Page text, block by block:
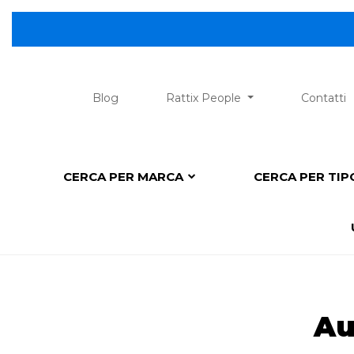
Blog Rattix People Contatti
CERCA PER MARCA CERCA PER